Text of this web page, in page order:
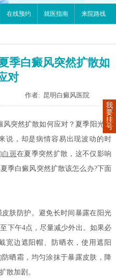
在线预约 就医指南 来院路线
季白癜风突然扩散如
对
作者: 昆明白癜风医院
风突然扩散如何应对？夏季阳光炽
说，却是病情容易出现波动的时
白斑在夏季突然扩散，这不仅影响
季白癜风突然扩散该怎么办?下面
肤防护。避免长时间暴露在阳光
下午4点，尽量减少外出。如果必
宽边遮阳帽、防晒衣，使用遮阳
晒霜，均匀涂抹于暴露皮肤，降
散加剧。
我
要
挂
号